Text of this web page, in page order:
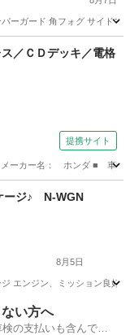
ーガード 角フォグ サイド
／ＣＤデッキ／電格
提携サイト
ーカー名： ホンダ ■ 車
ージ♪ N-WGN
8月5日
エンジン、ミッション良好
ない方へ
の支払いも含んでい